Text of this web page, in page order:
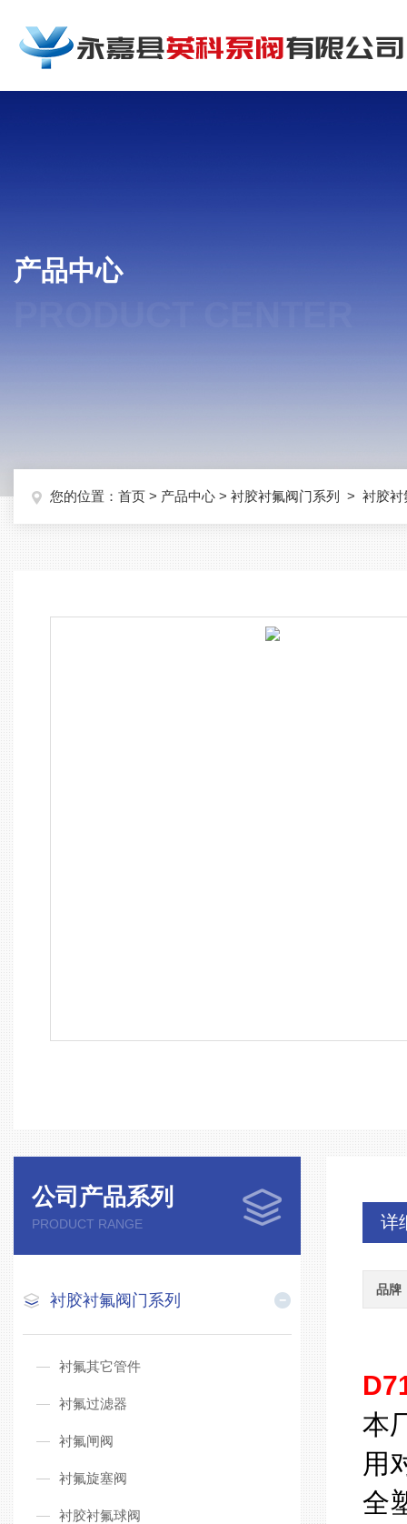
产品中心
您的位置： 首页 > 产品中心 > 衬胶衬氟阀门系列 > 衬胶衬
公司产品系列
PRODUCT RANGE
衬胶衬氟阀门系列
衬氟其它管件
衬氟过滤器
衬氟闸阀
衬氟旋塞阀
衬胶衬氟球阀
详
品牌
本
用
全